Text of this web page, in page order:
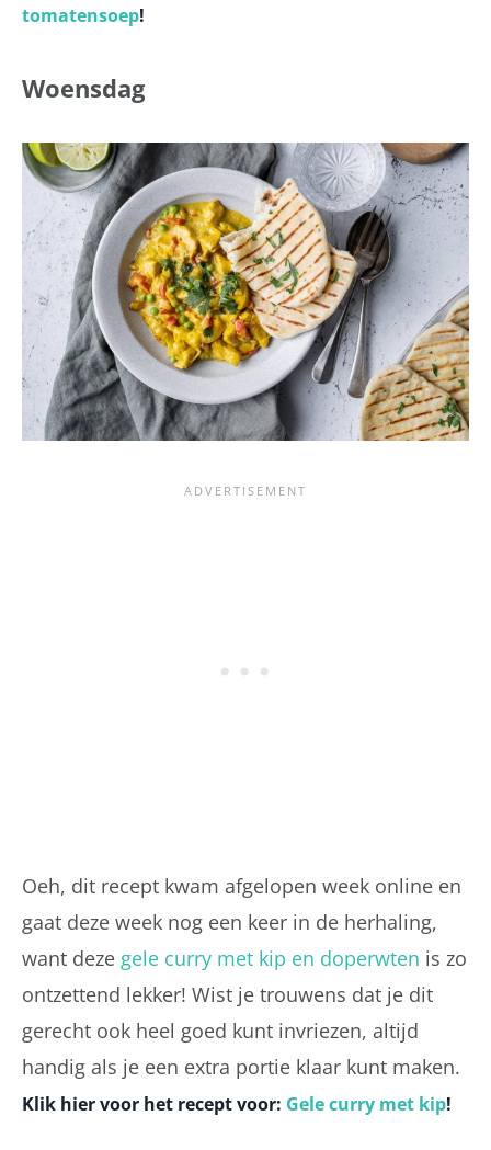
tomatensoep!
Woensdag
Oeh, dit recept kwam afgelopen week online en
gaat deze week nog een keer in de herhaling,
want deze gele curry met kip en doperwten is zo
ontzettend lekker! Wist je trouwens dat je dit
gerecht ook heel goed kunt invriezen, altijd
handig als je een extra portie klaar kunt maken.
Klik hier voor het recept voor: Gele curry met kip!